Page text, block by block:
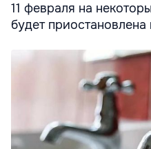
11 февраля на
будет